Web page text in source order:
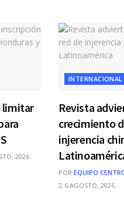
limitar
2026
INTERNACIONAL
Revista
crecimiento
injerencia
POR EQUIPO
6 AGOSTO, 2026